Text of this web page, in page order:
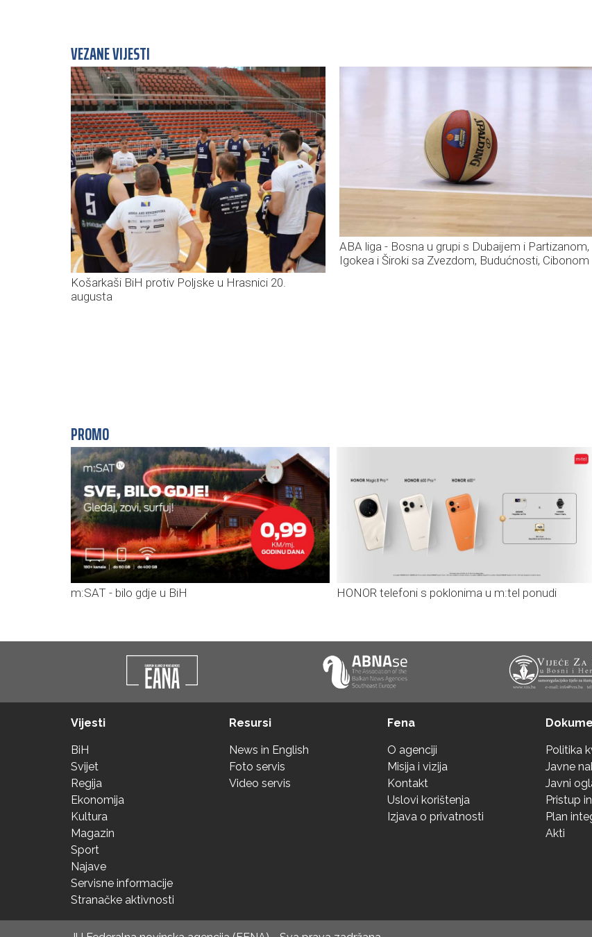
VEZANE VIJESTI
Košarkaši BiH protiv Poljske u Hrasnici 20.
augusta
ABA liga - Bosna u grupi s Dubaijem i Partizanom,
Igokea i Široki sa Zvezdom, Budućnosti, Cibonom
PROMO
m:SAT - bilo gdje u BiH HONOR telefoni s poklonima u m:tel ponudi
Vijesti
BiH
Svijet
Regija
Ekonomija
Kultura
Magazin
Sport
Najave
Servisne informacije
Stranačke aktivnosti
Resursi
News in English
Foto servis
Video servis
Fena
O agenciji
Misija i vizija
Kontakt
Uslovi korištenja
Izjava o privatnosti
Politika
Javne
Javni
Pristup
Plan
Akti